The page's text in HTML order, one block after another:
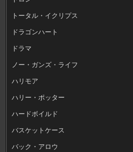
トータル・イクリプス
ドラゴンハート
ドラマ
ノー・ガンズ・ライフ
ハリモア
ハリー・ポッター
ハードボイルド
バスケットケース
バック・アロウ